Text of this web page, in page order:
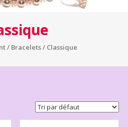
/ Bracelets/ Classique